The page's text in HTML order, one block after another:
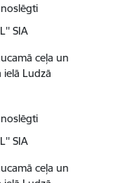
SIA
ceļa un
Ludzā
SIA
ceļa un